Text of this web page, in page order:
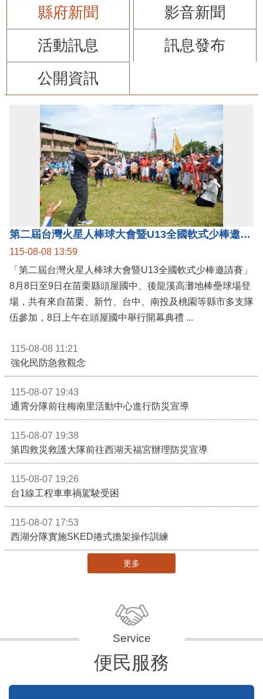
縣府新聞
影音新聞
活動訊息
訊息發布
公開資訊
第二屆台灣火星人棒球大會暨U13全國軟式少棒邀請賽在苗栗舉辦
115-08-08 13:59
「第二屆台灣火星人棒球大會暨U13全國軟式少棒邀請賽」
8月8日至9日在苗栗縣頭屋國中、後龍溪高灘地棒壘球場登
場，共有來自苗栗、新竹、台中、南投及桃園等縣市多支隊
伍參加，8日上午在頭屋國中舉行開幕典禮 ...
115-08-08 11:21
強化民防急救觀念
115-08-07 19:43
通霄分隊前往梅南里活動中心進行防災宣導
115-08-07 19:38
第四救災救護大隊前往西湖天福宮辦理防災宣導
115-08-07 19:26
台1線工程車車禍駕駛受困
115-08-07 17:53
西湖分隊實施SKED捲式擔架操作訓練
更多
便民服務